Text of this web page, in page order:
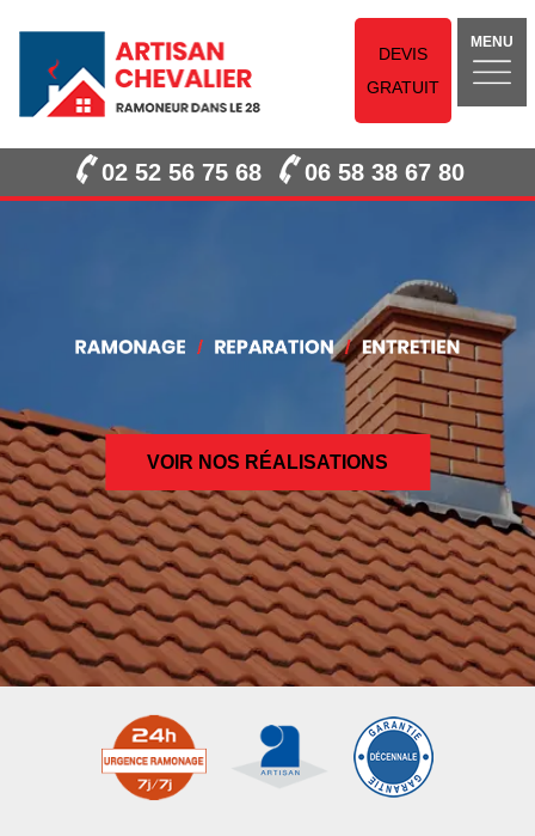
DEVIS
GRATUIT
MENU
02 52 56 75 68 06 58 38 67 80
VOIR NOS RÉALISATIONS